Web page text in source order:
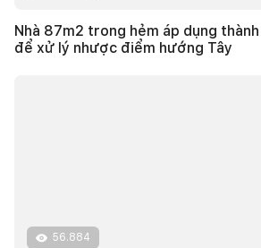
Nhà 87m2 trong hẻm áp dụng
để xử lý nhược điểm hướng Tây
56.884